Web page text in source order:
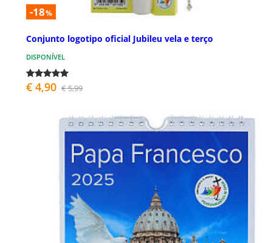
-18%
Conjunto logotipo oficial Jubileu vela e terço
DISPONÍVEL
€ 4,90 € 5,99